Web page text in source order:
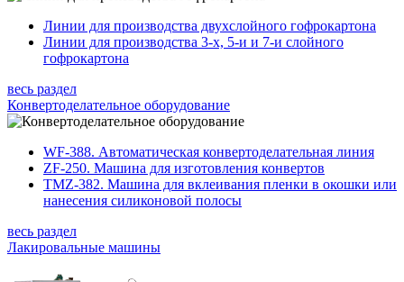
Линии для производства двухслойного гофрокартона
Линии для производства 3-х, 5-и и 7-и слойного
гофрокартона
весь раздел
Конвертоделательное оборудование
WF-388. Автоматическая конвертоделательная линия
ZF-250. Машина для изготовления конвертов
TMZ-382. Машина для вклеивания пленки в окошки или
нанесения силиконовой полосы
весь раздел
Лакировальные машины